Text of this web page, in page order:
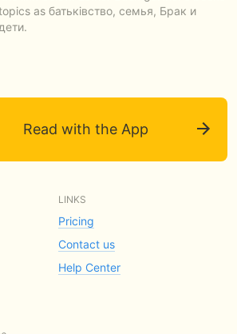
as батьківство, семья, Брак и
Read with the App
LINKS
Pricing
Contact us
Help Center